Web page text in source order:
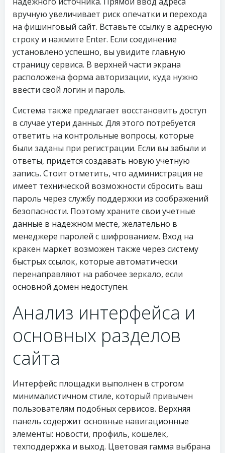
вручную увеличивает риск опечатки и перехода
на фишинговый сайт. Вставьте ссылку в адресную
строку и нажмите Enter. Если соединение
установлено успешно, вы увидите главную
страницу сервиса. В верхней части экрана
расположена форма авторизации, куда нужно
ввести свой логин и пароль.
Система также предлагает восстановить доступ
в случае утери данных. Для этого потребуется
ответить на контрольные вопросы, которые
были заданы при регистрации. Если вы забыли и
ответы, придется создавать новую учетную
запись. Стоит отметить, что администрация не
имеет технической возможности сбросить ваш
пароль через службу поддержки из соображений
безопасности. Поэтому храните свои учетные
данные в надежном месте, желательно в
менеджере паролей с шифрованием. Вход на
кракен маркет возможен также через систему
быстрых ссылок, которые автоматически
перенаправляют на рабочее зеркало, если
основной домен недоступен.
Анализ интерфейса и
основных разделов
сайта
Интерфейс площадки выполнен в строгом
минималистичном стиле, который привычен
пользователям подобных сервисов. Верхняя
панель содержит основные навигационные
элементы: новости, профиль, кошелек,
техподдержка и выход. Цветовая гамма выбрана